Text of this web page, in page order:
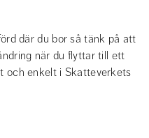
där du bor så tänk på att
när du flyttar till ett
och enkelt i Skatteverkets